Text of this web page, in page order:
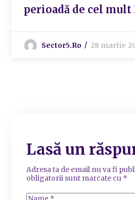
perioadă de cel mult
Sector5.ro 28 martie
Lasă un
Adresa ta de email nu va fi
obligatorii sunt marcate cu *